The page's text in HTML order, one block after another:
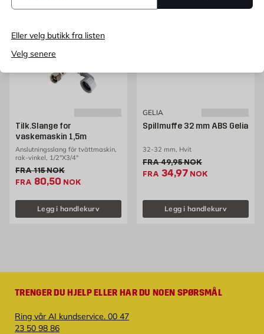
Eller velg butikk fra listen
Velg senere
Tilk.Slange for
vaskemaskin 1,5m
Anslutningsslang för tvättmaskin,
rak-vinkel, 1/2"X3/4"
FRAGammel pris 115 NOK /stk
115NOK
FRA Ekstrapris 80.5 NOK /stk
80,50 NOK
Legg i handlekurv
GELIA
Spillmuffe 32 mm ABS Gelia
32-32 mm, Hvit
FRAGammel pris 49.95 NOK /
49,95NOK
FRA Ekstrapris 34.97
34,97 NOK
Legg i handlekurv
TRENGER DU HJELP ELLER HAR DU NOEN SPØRSMÅL
Ring vår AI kundservice. 00 47
23 50 98 86